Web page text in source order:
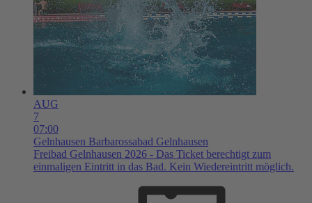
AUG
7
07:00
Gelnhausen Barbarossabad Gelnhausen
Freibad Gelnhausen 2026 - Das Ticket berechtigt zum
einmaligen Eintritt in das Bad. Kein Wiedereintritt möglich.